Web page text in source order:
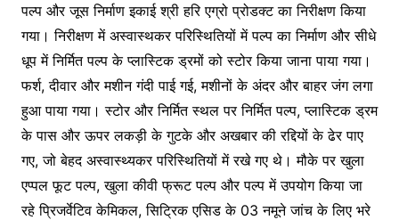
पल्प और जूस निर्माण इकाई श्री हरि एग्रो प्रोडक्ट का निरीक्षण किया
गया। निरीक्षण में अस्वास्थकर परिस्थितियों में पल्प का निर्माण और सीधे
धूप में निर्मित पल्प के प्लास्टिक ड्रमों को स्टोर किया जाना पाया गया।
फर्श, दीवार और मशीन गंदी पाई गई, मशीनों के अंदर और बाहर जंग लगा
हुआ पाया गया। स्टोर और निर्मित स्थल पर निर्मित पल्प, प्लास्टिक ड्रम
के पास और ऊपर लकड़ी के गुटके और अखबार की रद्दियों के ढेर पाए
गए, जो बेहद अस्वास्थ्यकर परिस्थितियों में रखे गए थे। मौके पर खुला
एप्पल फूट पल्प, खुला कीवी फ्रूट पल्प और पल्प में उपयोग किया जा
रहे प्रिजर्वेटिव केमिकल, सिट्रिक एसिड के 03 नमूने जांच के लिए भरे